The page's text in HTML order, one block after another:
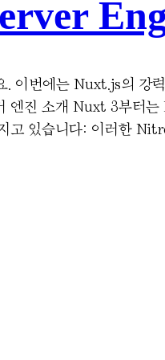
이번에는 Nuxt.js의 강
진 소개 Nuxt 3부터는
고 있습니다: 이러한